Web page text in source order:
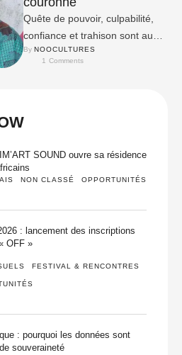
Quête de pouvoir, culpabilité,
confiance et trahison sont au
cœur de ce film inspiré de
By NOOCULTURES
1 Comments
SOUND ouvre sa résidence
NON CLASSÉ
OPPORTUNITÉS
: lancement des inscriptions
OFF »
FESTIVAL & RENCONTRES
: pourquoi les données sont
souveraineté